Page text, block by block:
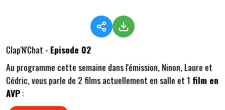
Clap'N'Chat - Episode 02
Au programme cette semaine dans l'émission, Ninon, Laure et
Cédric, vous parle de 2 films actuellement en salle et 1 film en
AVP: